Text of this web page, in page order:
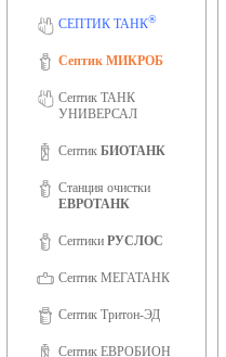
Фотогалерея
Вакансии
СЕПТИК ТАНК®
Септик МИКРОБ
Септик ТАНК
УНИВЕРСАЛ
Септик БИОТАНК
Станция очистки
ЕВРОТАНК
Септики РУСЛОС
Септик МЕГАТАНК
Септик Тритон-ЭД
Септик ЕВРОБИОН